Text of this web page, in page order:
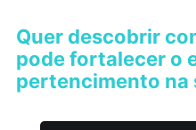
Quer descobrir
pode fortalecer o
pertencimento na